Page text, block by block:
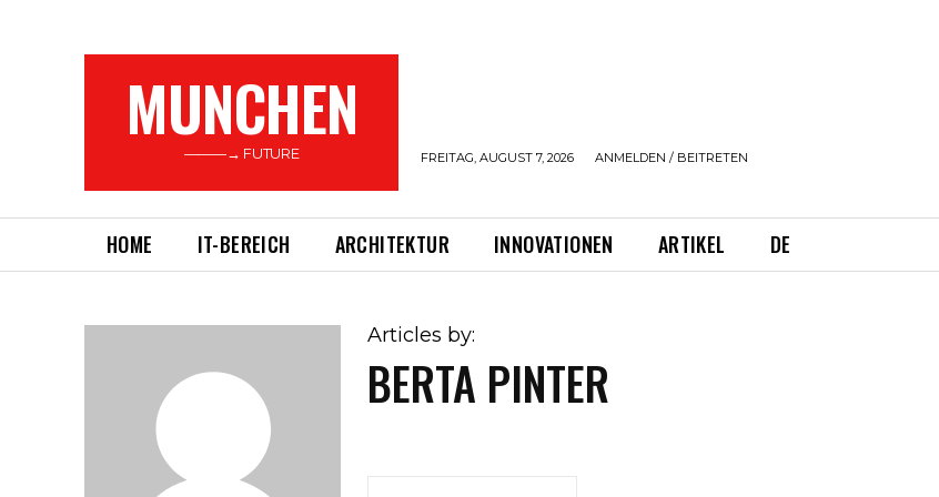
MUNCHEN
———→ FUTURE FREITAG, AUGUST 7, 2026 ANMELDEN / BEITRETEN
HOME IT-BEREICH ARCHITEKTUR INNOVATIONEN ARTIKEL DE
Articles by:
BERTA PINTER